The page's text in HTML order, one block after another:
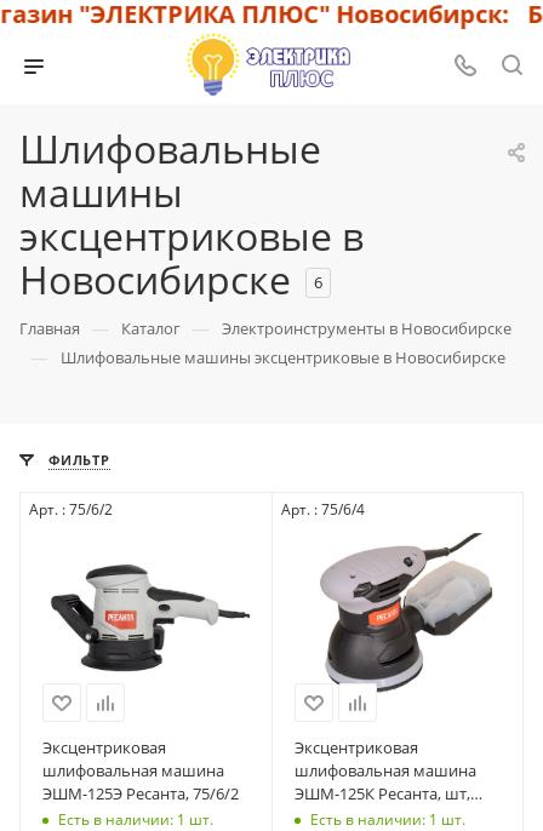
"ЭЛЕКТРИКА ПЛЮС" Новосибирск:
Шлифовальные
машины
эксцентриковые в
Новосибирске
6
Главная — Каталог — Электроинструменты в Новосибирске
— Шлифовальные машины эксцентриковые в Новосибирске
ФИЛЬТР
Арт. : 75/6/2
Эксцентриковая
шлифовальная машина
ЭШМ-125Э Ресанта, 75/6/2
Есть в наличии: 1 шт.
Арт. : 75/6/4
Эксцентриковая
шлифовальная машина
ЭШМ-125К Ресанта, шт,
75/6/4
Есть в наличии: 1 шт.